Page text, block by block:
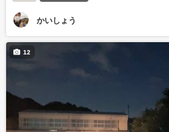
かいしょう
12